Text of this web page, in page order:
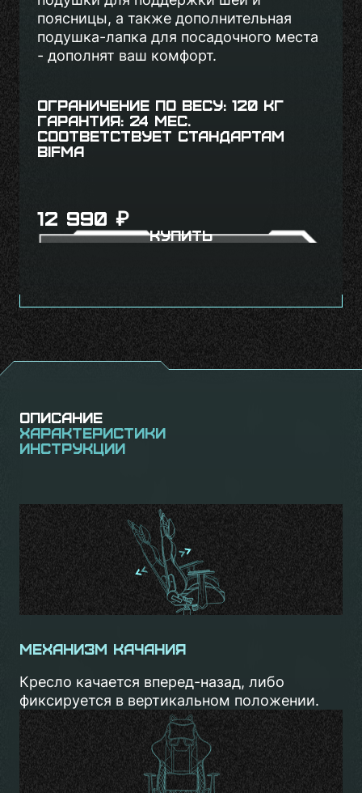
поясницы, а также дополнительная
подушка-лапка для посадочного места
- дополнят ваш комфорт.
Ограничение по весу: 120 кг
Гарантия: 24 мес.
Соответствует стандартам
BIFMA
12 990 ₽
Купить
Описание
Характеристики
Инструкции
Механизм качания
Кресло качается вперед-назад, либо
фиксируется в вертикальном положении.